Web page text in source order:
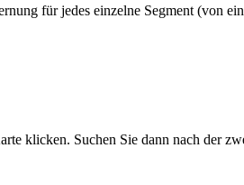
für jedes einzelne Segment (von
klicken. Suchen Sie dann nach der